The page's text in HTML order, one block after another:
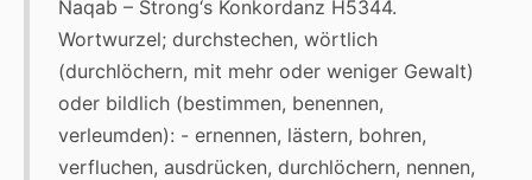
Naqab – Strong‘s Konkordanz H5344.
Wortwurzel; durchstechen, wörtlich
(durchlöchern, mit mehr oder weniger Gewalt)
oder bildlich (bestimmen, benennen,
verleumden): - ernennen, lästern, bohren,
verfluchen, ausdrücken, durchlöchern, nennen,